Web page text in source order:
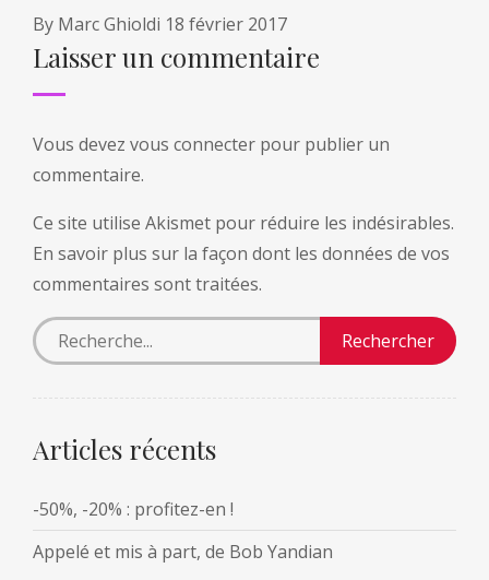
By Marc Ghioldi 18 février 2017
Laisser un commentaire
Vous devez vous connecter pour publier un
commentaire.
Ce site utilise Akismet pour réduire les indésirables.
En savoir plus sur la façon dont les données de vos
commentaires sont traitées.
Articles récents
-50%, -20% : profitez-en !
Appelé et mis à part, de Bob Yandian